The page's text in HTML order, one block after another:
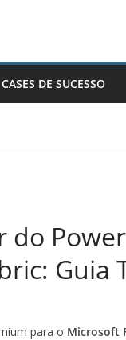
CASES DE SUCESSO
do
Guia
para o Microsoft